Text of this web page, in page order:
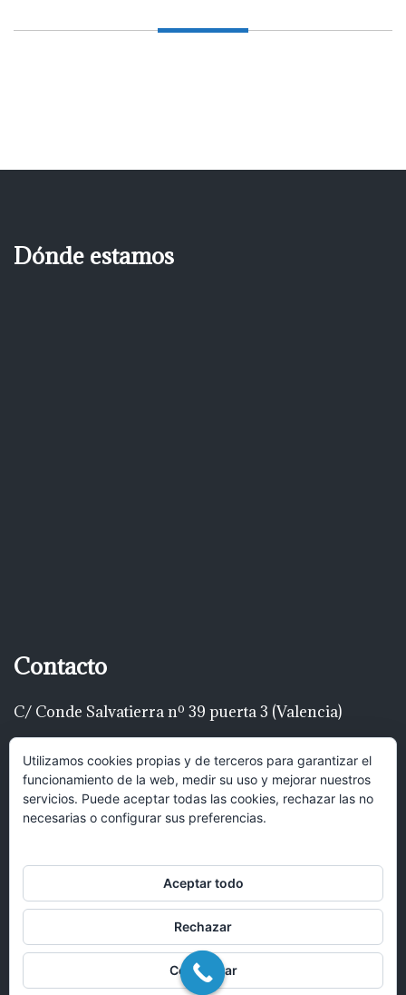
Dónde estamos
Contacto
C/ Conde Salvatierra nº 39 puerta 3 (Valencia)
Telf: 616 22 00 22
luispascualrodríguez@gmail.com
© 2017 Bufete Pascual Abogados en Valencia
recibirás una respuesta lo antes posible.
Abrir chat
Utilizamos cookies propias y de terceros para garantizar el
funcionamiento de la web, medir su uso y mejorar nuestros
servicios. Puede aceptar todas las cookies, rechazar las no
necesarias o configurar sus preferencias.
Aceptar todo
Rechazar
Configurar